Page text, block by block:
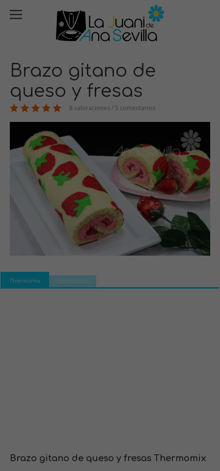
Brazo gitano de
queso y fresas
8 valoraciones / 5 comentarios
Thermomix Tradicional
Brazo gitano de queso y fresas Thermomix